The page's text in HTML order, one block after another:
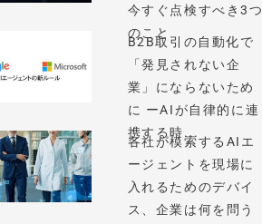
今すぐ点検すべき3つ
のこと
B2B取引の自動化で
「発見されない企
業」にならないため
に ーAIが自律的に連
携する時...
各社が模索するAIエ
ージェントを現場に
入れるためのデバイ
ス、企業は何を問う